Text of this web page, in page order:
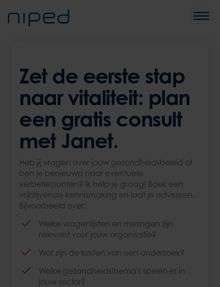
Zet de eerste stap
naar vitaliteit: plan
een gratis consult
met Janet.
Heb jij vragen over jouw gezondheidsbeleid of
ben je benieuwd naar eventuele
verbeterpunten? Ik help je graag! Boek een
vrijblijvende kennismaking en laat je adviseren.
Bijvoorbeeld over:
Welke vragenlijsten en metingen zijn
relevant voor jouw organisatie?
Wat zijn de kosten van een onderzoek?
Welke gezondheidsthema's spelen er in
jouw sector?